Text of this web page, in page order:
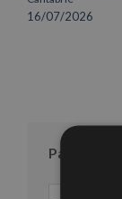
16/07/2026
Par mois